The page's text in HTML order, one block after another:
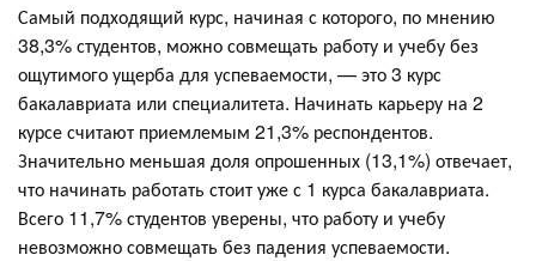
Самый подходящий курс, начиная с которого, по мнению
38,3% студентов, можно совмещать работу и учебу без
ощутимого ущерба для успеваемости, — это 3 курс
бакалавриата или специалитета. Начинать карьеру на 2
курсе считают приемлемым 21,3% респондентов.
Значительно меньшая доля опрошенных (13,1%) отвечает,
что начинать работать стоит уже с 1 курса бакалавриата.
Всего 11,7% студентов уверены, что работу и учебу
невозможно совмещать без падения успеваемости.